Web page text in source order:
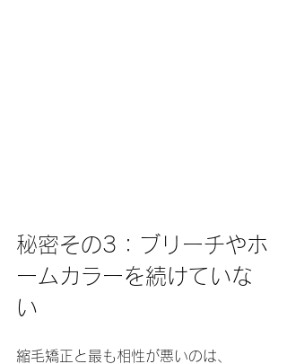
秘密その3：ブリーチやホ
ームカラーを続けていな
い
縮毛矯正と最も相性が悪いのは、